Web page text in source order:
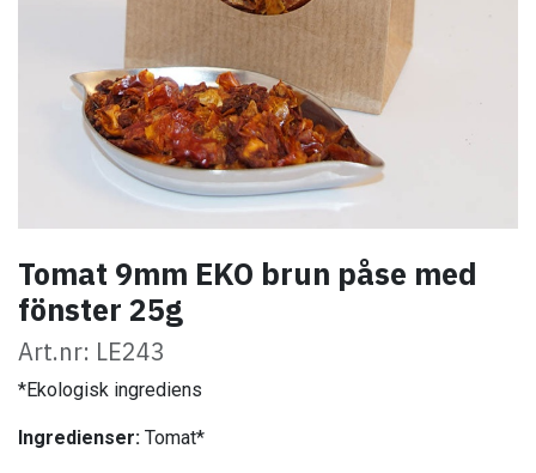
Tomat 9mm EKO brun påse med
fönster 25g
Art.nr: LE243
*Ekologisk ingrediens
Ingredienser: Tomat*